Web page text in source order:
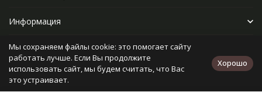
Информация
Прочее
Политика персональных данных
Мы сохраняем файлы cookie: это помогает сайту
работать лучше. Если Вы продолжите
использовать сайт, мы будем считать, что Вас
это устраивает.
Хорошо